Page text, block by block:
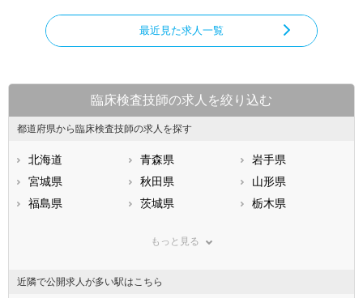
最近見た求人一覧
臨床検査技師の求人を絞り込む
都道府県から臨床検査技師の求人を探す
北海道 青森県
岩手県
宮城県
秋田県
山形県
福島県
茨城県
栃木県
神奈川県
石川県
福井県
もっと見る
近隣で公開求人が多い駅はこちら